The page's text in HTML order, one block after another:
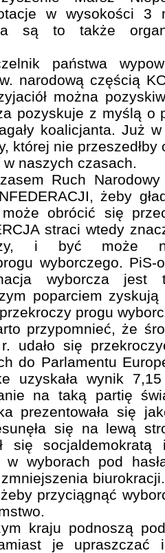
w wysokości 3
a są to także
państwa
narodową częścią
można
pozyskuje z myślą o
koalicjanta. Już
której nie przeszedłby
naszych czasach.
Ruch
żeby
obrócić się
straci wtedy
i być może
wyborczego.
wyborcza jest
poparciem
progu
przypomnieć, że
udało się
do Parlamentu
uzyskała wynik
na taką partię
prezentowała się
się na lewą
się
w wyborach pod
przyciągnąć
kraju podnoszą
je upraszczać